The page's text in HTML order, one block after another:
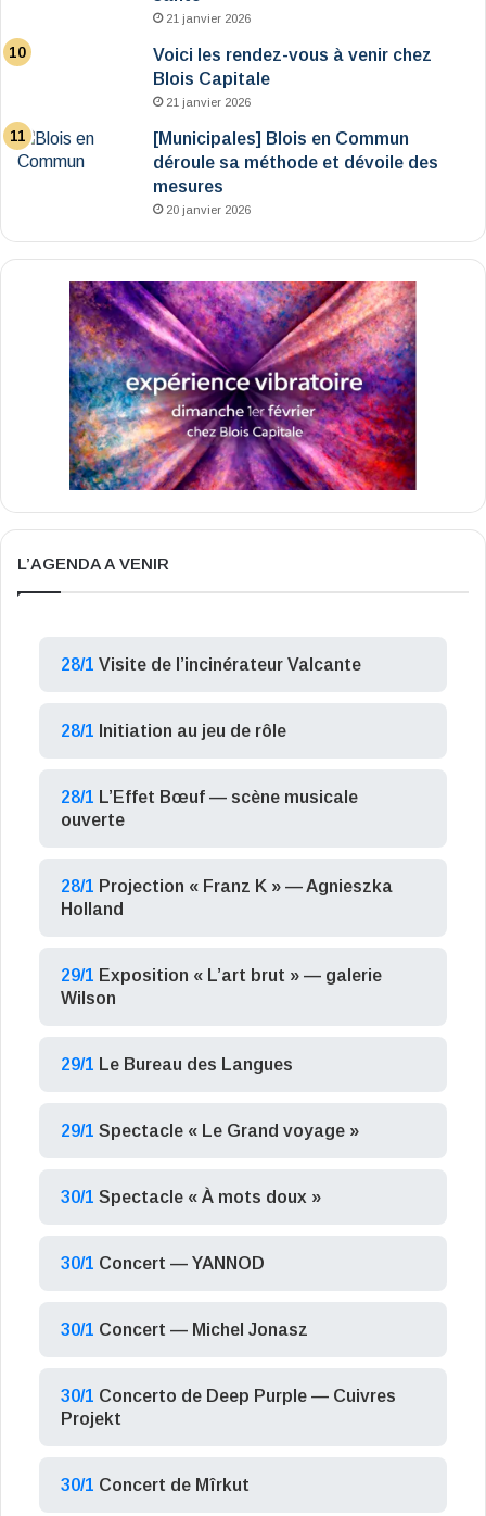
21 janvier 2026
Voici les rendez-vous à venir chez
Blois Capitale
21 janvier 2026
[Municipales] Blois en Commun
déroule sa méthode et dévoile des
mesures
20 janvier 2026
L’AGENDA A VENIR
28/1 Visite de l’incinérateur Valcante
28/1 Initiation au jeu de rôle
28/1 L’Effet Bœuf — scène musicale
ouverte
28/1 Projection « Franz K » — Agnieszka
Holland
29/1 Exposition « L’art brut » — galerie
Wilson
29/1 Le Bureau des Langues
29/1 Spectacle « Le Grand voyage »
30/1 Spectacle « À mots doux »
30/1 Concert — YANNOD
30/1 Concert — Michel Jonasz
30/1 Concerto de Deep Purple — Cuivres
Projekt
30/1 Concert de Mîrkut